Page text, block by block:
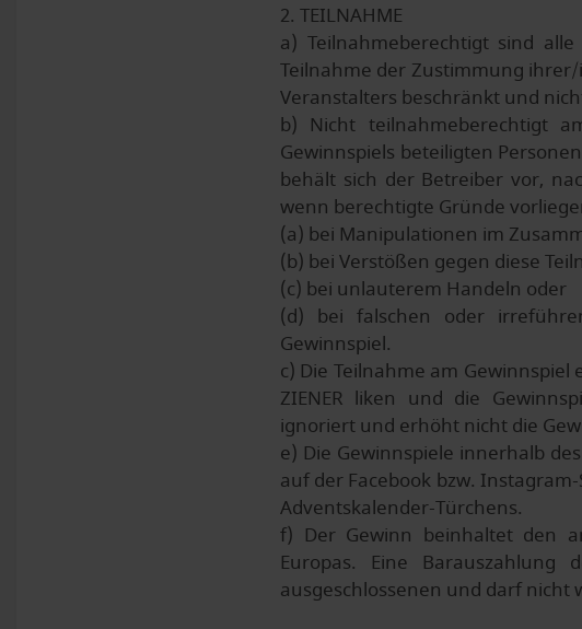
2. TEILNAHME
a) Teilnahmeberechtigt sind
Teilnahme der Zustimmung
Veranstalters beschränkt und
b) Nicht teilnahmeberechtigt
Gewinnspiels beteiligten
behält sich der Betreiber vor,
wenn berechtigte Gründe
(a) bei Manipulationen im
(b) bei Verstößen gegen diese
(c) bei unlauterem Handeln oder
(d) bei falschen oder
Gewinnspiel.
c) Die Teilnahme am
ZIENER liken und die
ignoriert und erhöht nicht die
e) Die Gewinnspiele innerhalb
auf der Facebook bzw.
Adventskalender-Türchens.
f) Der Gewinn beinhaltet den
Europas. Eine
ausgeschlossenen und darf nicht